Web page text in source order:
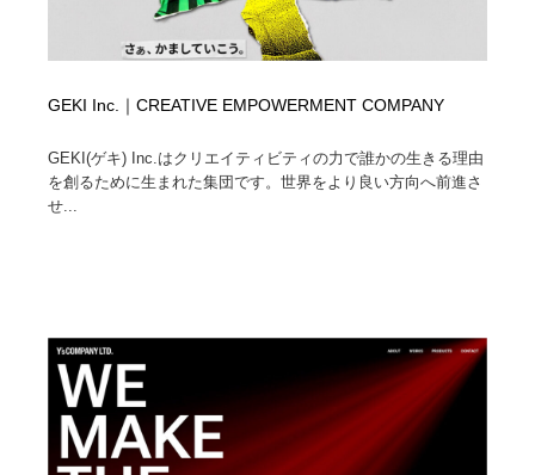
GEKI Inc.｜CREATIVE EMPOWERMENT COMPANY
GEKI(ゲキ) Inc.はクリエイティビティの力で誰かの生きる理由
を創るために生まれた集団です。世界をより良い方向へ前進さ
せ...